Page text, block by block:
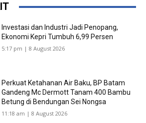
Investasi dan Industri Jadi Penopang,
Ekonomi Kepri Tumbuh 6,99 Persen
5:17 pm | 8 August 2026
Perkuat Ketahanan Air Baku, BP Batam
Gandeng Mc Dermott Tanam 400 Bambu
Betung di Bendungan Sei Nongsa
11:18 am | 8 August 2026